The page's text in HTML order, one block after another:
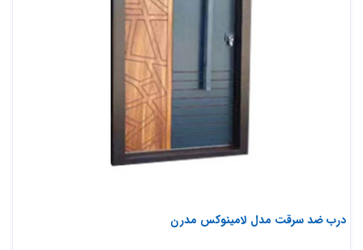
درب ضد سرقت مدل لامینوکس مدرن